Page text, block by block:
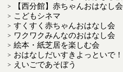
【西分館】赤ちゃんおはなし会
こどもシネマ
すくすく赤ちゃんおはなし会
ワクワクみんなのおはなし会
絵本・紙芝居を楽しむ会
おはなしだいすきよっといで！
えいごであそぼう